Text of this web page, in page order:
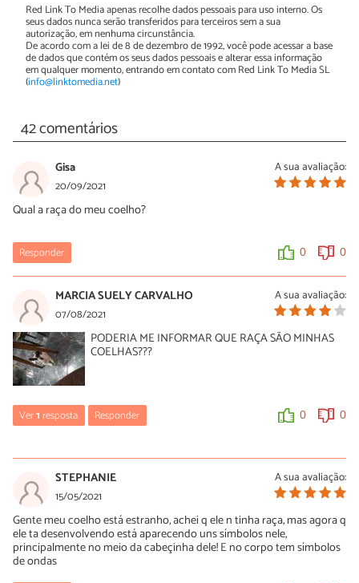
Red Link To Media apenas recolhe dados pessoais para uso interno. Os
seus dados nunca serão transferidos para terceiros sem a sua
autorização, em nenhuma circunstância.
De acordo com a lei de 8 de dezembro de 1992, você pode acessar a base
de dados que contém os seus dados pessoais e alterar essa informação
em qualquer momento, entrando em contato com Red Link To Media SL
(info@linktomedia.net)
42 comentários
A sua avaliação:
Gisa
20/09/2021
Qual a raça do meu coelho?
Responder 0 0
A sua avaliação:
MARCIA SUELY CARVALHO
07/08/2021
PODERIA ME INFORMAR QUE RAÇA SÃO MINHAS
COELHAS???
Ver1resposta Responder 0 0
05/03/2024
Pela sua coloração ela parece ser uma coelha da raça Borboleta
0 0
A sua avaliação:
STEPHANIE
15/05/2021
Gente meu coelho está estranho, achei q ele n tinha raça, mas agora q
ele ta desenvolvendo está aparecendo uns símbolos nele,
principalmente no meio da cabeçinha dele! E no corpo tem símbolos
de ondas